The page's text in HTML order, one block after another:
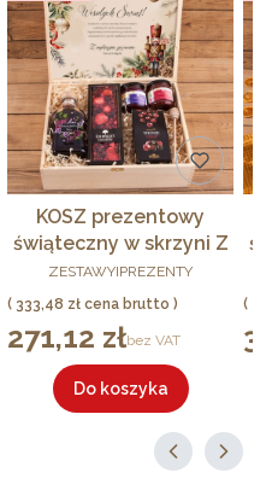
KOSZ prezentowy
świąteczny w skrzyni Z
LOGO Zestaw wiśniowy
z nalewką
PRODUCENT
ZESTAWYIPREZENTY
Cena
333,48 zł
Cena
271,12 złbez VAT
Do koszyka